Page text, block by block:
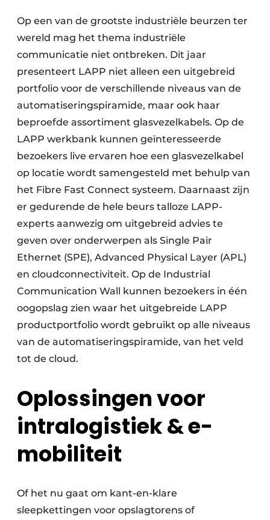
Op een van de grootste industriële beurzen ter
wereld mag het thema industriële
communicatie niet ontbreken. Dit jaar
presenteert LAPP niet alleen een uitgebreid
portfolio voor de verschillende niveaus van de
automatiseringspiramide, maar ook haar
beproefde assortiment glasvezelkabels. Op de
LAPP werkbank kunnen geïnteresseerde
bezoekers live ervaren hoe een glasvezelkabel
op locatie wordt samengesteld met behulp van
het Fibre Fast Connect systeem. Daarnaast zijn
er gedurende de hele beurs talloze LAPP-
experts aanwezig om uitgebreid advies te
geven over onderwerpen als Single Pair
Ethernet (SPE), Advanced Physical Layer (APL)
en cloudconnectiviteit. Op de Industrial
Communication Wall kunnen bezoekers in één
oogopslag zien waar het uitgebreide LAPP
productportfolio wordt gebruikt op alle niveaus
van de automatiseringspiramide, van het veld
tot de cloud.
Oplossingen voor
intralogistiek & e-
mobiliteit
Of het nu gaat om kant-en-klare
sleepkettingen voor opslagtorens of